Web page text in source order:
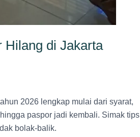
Hilang di Jakarta
2026 lengkap mulai dari syarat,
paspor jadi kembali. Simak tips
bolak-balik.